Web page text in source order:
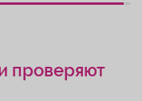
проверяют